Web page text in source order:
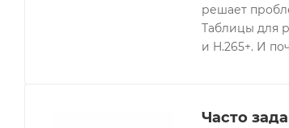
решает
Таблицы для
и H.265+. И
Часто